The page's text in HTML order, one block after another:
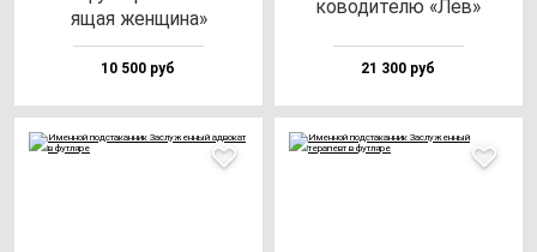
ящая жен­щи­на»
10 500 руб
ко­во­ди­те­лю «Лев»
21 300 руб